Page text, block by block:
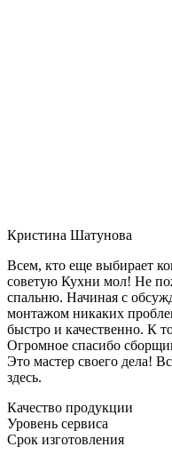
Кристина Шатунова
Всем, кто еще выбирает
советую Кухни мол! Не
спальню. Начиная с
монтажом никаких
быстро и качественно. К
Огромное спасибо
Это мастер своего дела!
здесь.
Качество продукции
Уровень сервиса
Срок изготовления